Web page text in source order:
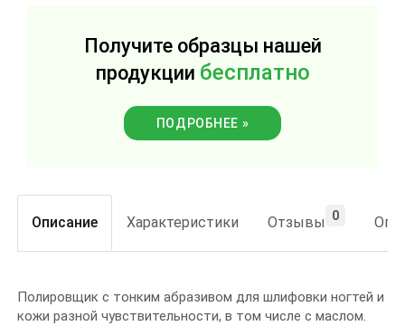
Получите образцы нашей
продукции бесплатно
ПОДРОБНЕЕ »
Описание Характеристики Отзывы 0
Полировщик с тонким абразивом для шлифовки ногтей и
кожи разной чувствительности, в том числе с маслом.